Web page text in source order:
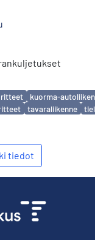
kuorma-
tavaraliikenne
tiedot